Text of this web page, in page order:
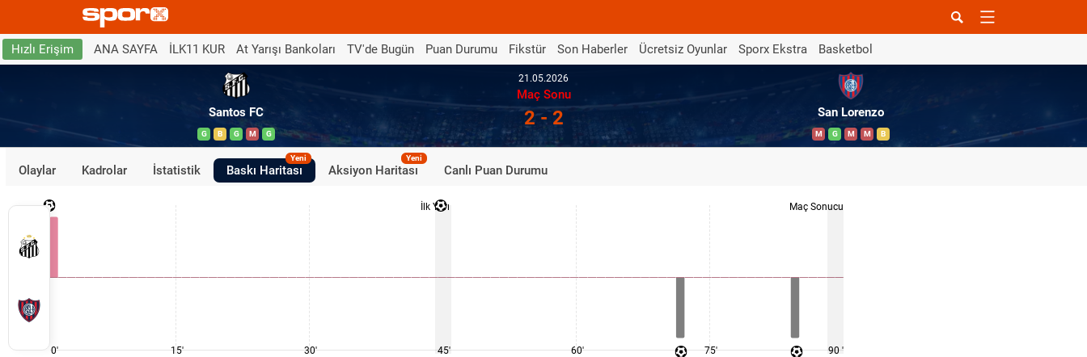
Hızlı Erişim ANA SAYFA İLK11 KUR At Yarışı Bankoları TV'de Bugün Puan Durumu Fikstür Son Haberler Ücretsiz Oyunlar Sporx Ekstra Basketbol
Santos FC
G B G M G
21.05.2026
Maç Sonu
2 - 2 San Lorenzo
M G M M B
Olaylar Kadrolar İstatistik Baskı Haritası
Yeni
Aksiyon Haritası
Yeni
Canlı Puan Durumu
0' 15' 30'
İlk Yarı
45' 60' 75'
Maç Sonucu
90 '